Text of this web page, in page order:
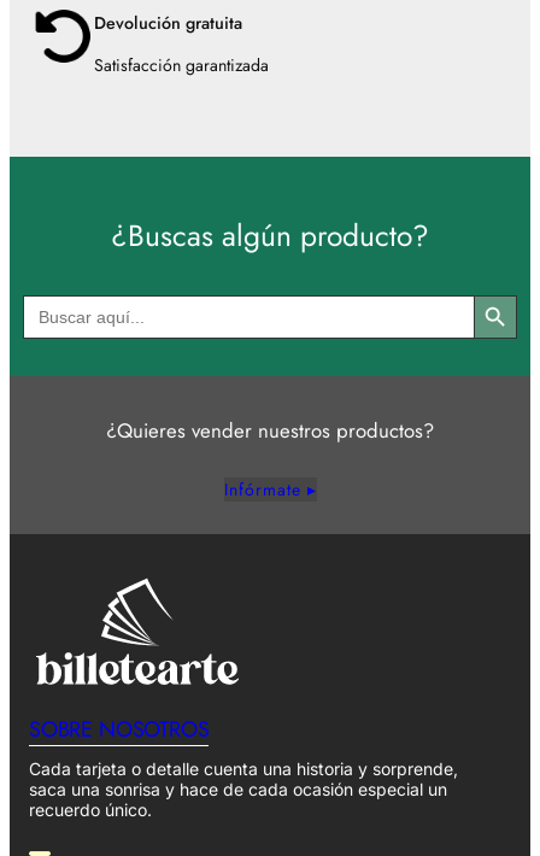
Devolución gratuita
Satisfacción garantizada
¿Buscas algún producto?
Buscar: Botón de búsqueda
¿Quieres vender nuestros productos?
Infórmate ▸
SOBRE NOSOTROS
Cada tarjeta o detalle cuenta una historia y sorprende,
saca una sonrisa y hace de cada ocasión especial un
recuerdo único.